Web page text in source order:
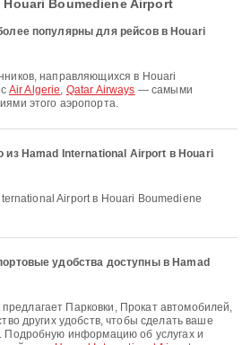
Boumediene Airport
популярны для рейсов в Houari
Air Algerie, Qatar Airways — самыми
этого аэропорта.
из Hamad International Airport в Houari
удобства доступны в Hamad
других удобств, чтобы сделать ваше
Подробную информацию об услугах и